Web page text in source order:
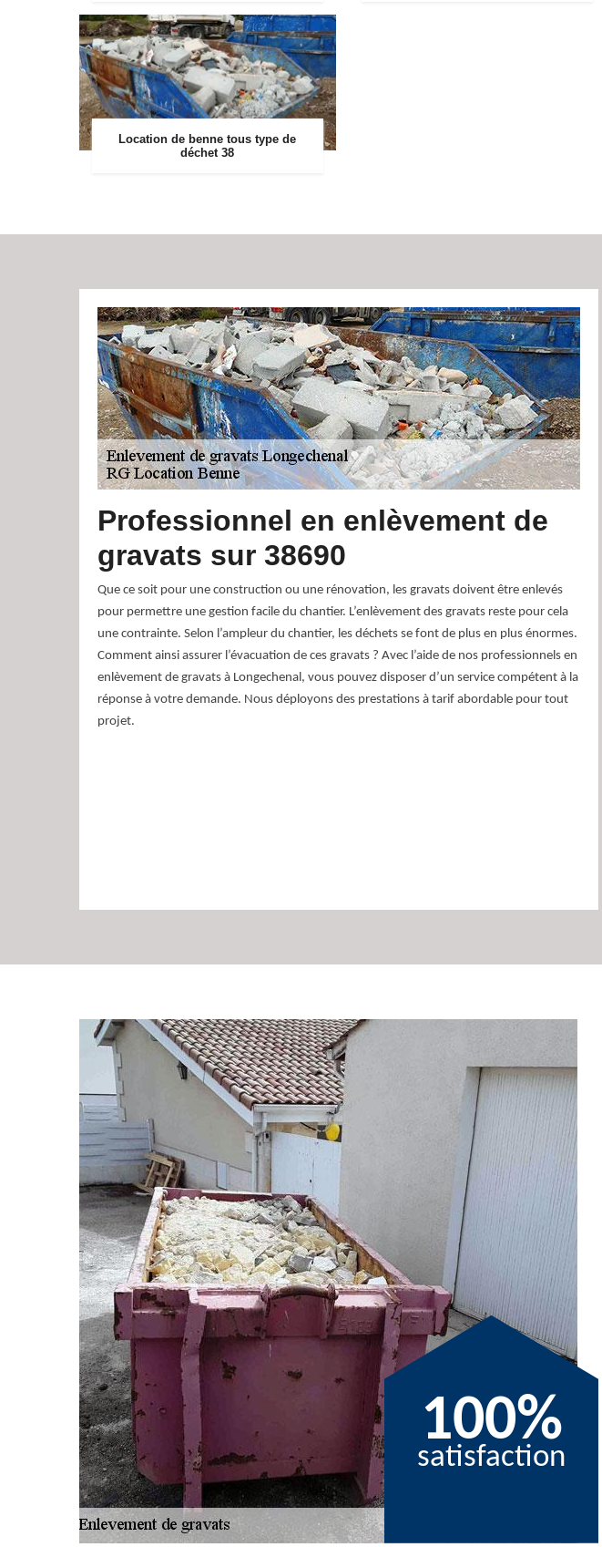
Location de benne tous type de
déchet 38
Professionnel en enlèvement de
gravats sur 38690
Que ce soit pour une construction ou une rénovation, les gravats doivent être enlevés
pour permettre une gestion facile du chantier. L’enlèvement des gravats reste pour cela
une contrainte. Selon l’ampleur du chantier, les déchets se font de plus en plus énormes.
Comment ainsi assurer l’évacuation de ces gravats ? Avec l’aide de nos professionnels en
enlèvement de gravats à Longechenal, vous pouvez disposer d’un service compétent à la
réponse à votre demande. Nous déployons des prestations à tarif abordable pour tout
projet.
100%
satisfaction
Evacuation de gravats 38690 – des
méthodes assurées
Pour assurer l’enlèvement de gravats à Longechenal, il existe différentes méthodes. Pour les
chantiers de grande ampleur, il demeure essentiel de se confier à un professionnel dans le
domaine. Cela permet de réaliser les étapes nécessaires à la réalisation des travaux. Il vaut
mieux également anticiper l’évacuation des déchets pour ne pas gêner les ouvriers. Assurant
des services de qualité, nos professionnels apportent un service qualifié pour tout type de
gravats. Nous avons ainsi à disposition des bennes à quantité différente.